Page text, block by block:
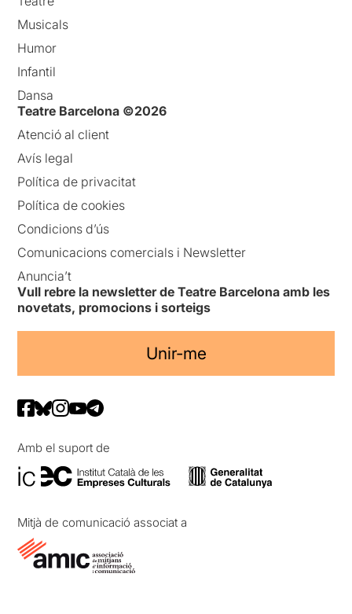
Musicals
Humor
Infantil
Dansa
Teatre Barcelona ©2026
Atenció al client
Avís legal
Política de privacitat
Política de cookies
Condicions d’ús
Comunicacions comercials i Newsletter
Anuncia’t
Vull rebre la newsletter de Teatre Barcelona amb les
novetats, promocions i sorteigs
Unir-me
Amb el suport de
Mitjà de comunicació associat a